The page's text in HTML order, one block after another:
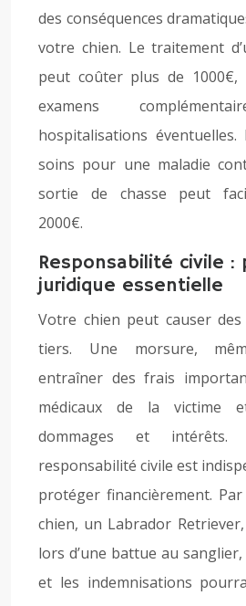
des conséquences
votre chien. Le traitement
peut coûter plus de 1000€,
examens
hospitalisations
soins pour une maladie
sortie de chasse peut
2000€.
Responsabilité civile :
juridique essentielle
Votre chien peut causer
tiers. Une morsure,
entraîner des frais
médicaux de la victime
dommages et intérêts.
responsabilité civile est
protéger financièrement.
chien, un Labrador
lors d’une battue au
et les indemnisations